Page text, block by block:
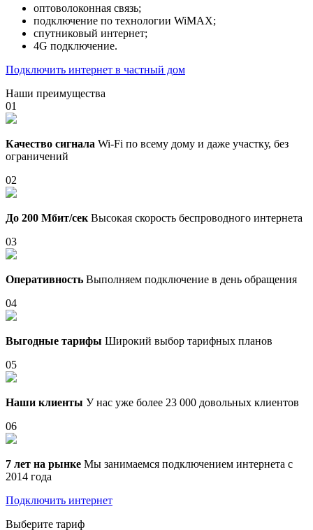
оптоволоконная связь;
подключение по технологии WiMAX;
спутниковый интернет;
4G подключение.
Подключить интернет в частный дом
Наши преимущества
01
Качество сигнала Wi-Fi по всему дому и даже участку, без
ограничений
02
До 200 Мбит/сек Высокая скорость беспроводного интернета
03
Оперативность Выполняем подключение в день обращения
04
Выгодные тарифы Широкий выбор тарифных планов
05
Наши клиенты У нас уже более 23 000 довольных клиентов
06
7 лет на рынке Мы занимаемся подключением интернета с
2014 года
Подключить интернет
Выберите тариф